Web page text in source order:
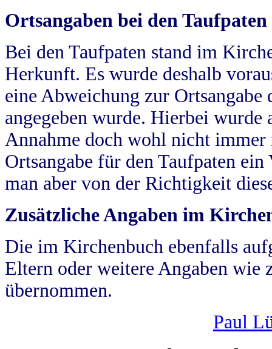
Ortsangaben bei den Taufpaten
Bei den Taufpaten stand im
Herkunft. Es wurde deshalb
eine Abweichung zur
angegeben wurde. Hierbei wurde
Annahme doch wohl nicht
Ortsangabe für den Taufpaten
man aber von der Richtigkeit
Zusätzliche Angaben im
Die im Kirchenbuch ebenfalls
Eltern oder weitere Angaben wie
übernommen.
Paul